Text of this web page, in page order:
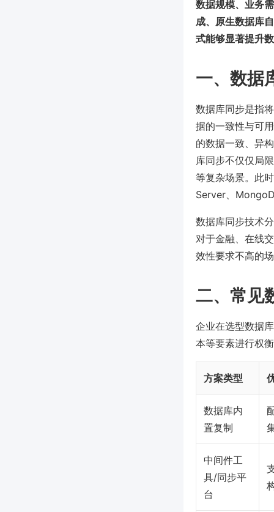
数据规模、业务
成、原生数据库
式能够显著提升
一、数据
数据库同步是指
据的一致性与可
的数据一致、异
库同步不仅仅局
等复杂场景。此
Server、
数据库同步技术
对于金融、在线
效性要求不高的
二、常见
企业在选型数据
本等要素进行权
方案类型
数据库内
置复制
中间件工
具/同步平
台